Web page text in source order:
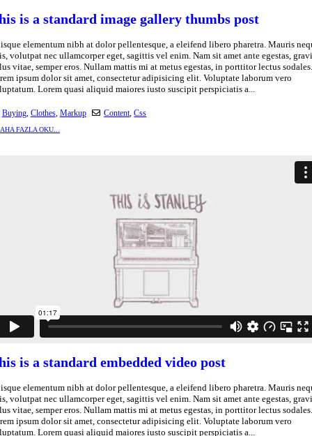
is a standard image gallery thumbs post
elementum nibh at dolor pellentesque, a eleifend libero pharetra. Mauris
volutpat nec ullamcorper eget, sagittis vel enim. Nam sit amet ante egestas,
vitae, semper eros. Nullam mattis mi at metus egestas, in porttitor lectus sodales.
ipsum dolor sit amet, consectetur adipisicing elit. Voluptate laborum vero
Lorem quasi aliquid maiores iusto suscipit perspiciatis a...
Buying, Clothes, Markup Content,Css
FAZLA OKU...
is a standard embedded video post
elementum nibh at dolor pellentesque, a eleifend libero pharetra. Mauris
volutpat nec ullamcorper eget, sagittis vel enim. Nam sit amet ante egestas,
vitae, semper eros. Nullam mattis mi at metus egestas, in porttitor lectus sodales.
ipsum dolor sit amet, consectetur adipisicing elit. Voluptate laborum vero
Lorem quasi aliquid maiores iusto suscipit perspiciatis a...